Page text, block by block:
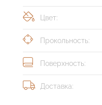
Цвет:
Прокольность:
Поверхность:
Доставка: